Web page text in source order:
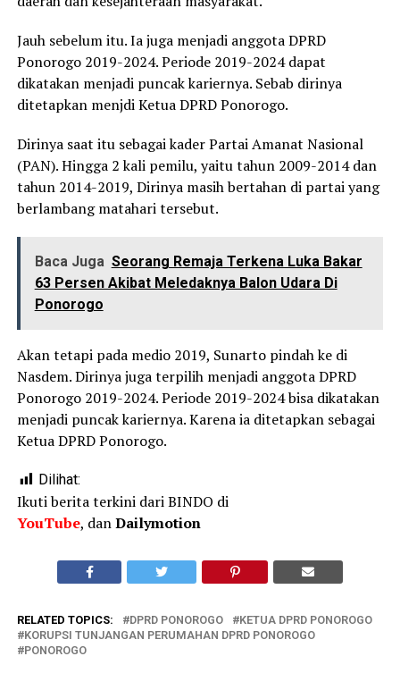
Jauh sebelum itu. Ia juga menjadi anggota DPRD
Ponorogo 2019-2024. Periode 2019-2024 dapat
dikatakan menjadi puncak kariernya. Sebab dirinya
ditetapkan menjdi Ketua DPRD Ponorogo.
Dirinya saat itu sebagai kader Partai Amanat Nasional
(PAN). Hingga 2 kali pemilu, yaitu tahun 2009-2014 dan
tahun 2014-2019, Dirinya masih bertahan di partai yang
berlambang matahari tersebut.
Baca Juga Seorang Remaja Terkena Luka Bakar
63 Persen Akibat Meledaknya Balon Udara Di
Ponorogo
Akan tetapi pada medio 2019, Sunarto pindah ke di
Nasdem. Dirinya juga terpilih menjadi anggota DPRD
Ponorogo 2019-2024. Periode 2019-2024 bisa dikatakan
menjadi puncak kariernya. Karena ia ditetapkan sebagai
Ketua DPRD Ponorogo.
Dilihat:
Ikuti berita terkini dari BINDO di
YouTube, danDailymotion
RELATED TOPICS: DPRD PONOROGO
KETUA DPRD PONOROGO
KORUPSI TUNJANGAN PERUMAHAN DPRD PONOROGO
PONOROGO